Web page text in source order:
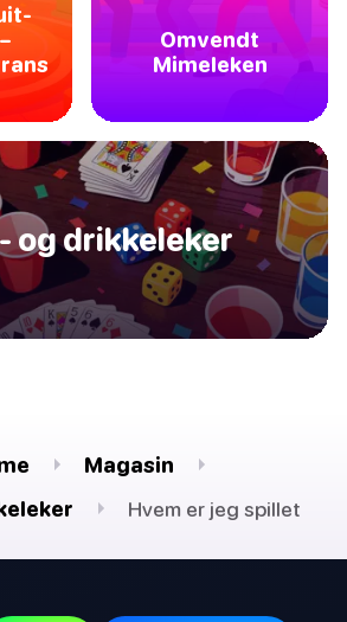
Omvendt
Mimeleken
og drikkeleker
Magasin
Hvem er jeg spillet